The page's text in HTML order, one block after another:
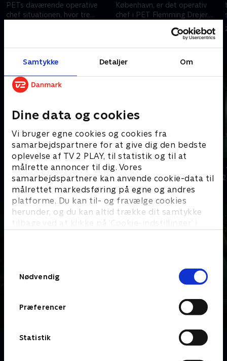
Samtykke Detaljer Om
Dine data og cookies
Vi bruger egne cookies og cookies fra
samarbejdspartnere for at give dig den bedste
oplevelse af TV 2 PLAY, til statistik og til at
målrette annoncer til dig. Vores
samarbejdspartnere kan anvende cookie-data til
målrettet markedsføring på egne og andres
platforme. Du kan til- og fravælge cookies
herunder, og du kan altid trække dit samtykke
tilbage ved at klikke på ’Cookie-indstillinger’ i
Nødvendig
Præferencer
Statistik
PETs daværende operative
chef situationen, hvor tre
København, er det operativ
chef i PET Flemming Drejer,
18. juni 2023 • 37 min
Station 2
Dokumentar Dokumentar •
Om Efterretningstjenesten